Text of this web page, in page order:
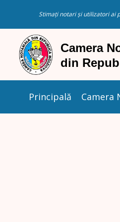
Stimați notari și utilizatori ai
Principală Camera